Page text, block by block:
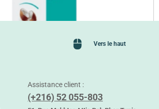
NOIX COCO
Vers le haut
Assistance client :
(+216) 52 055-803